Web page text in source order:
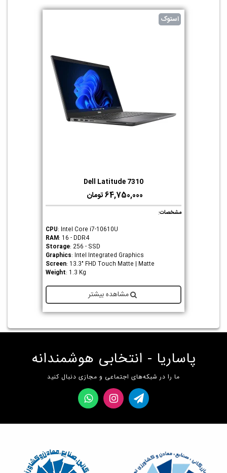
استوک
Dell Latitude 7310
64,750,000 تومان
مشخصات:
CPU: Intel Core i7-10610U
RAM: 16 - DDR4
Storage: 256 - SSD
Graphics: Intel Integrated Graphics
Screen: 13.3" FHD Touch Matte | Matte
Weight: 1.3 Kg
مشاهده بیشتر
پاساریا - انتخابی هوشمندانه
ما را در شبکه‌های اجتماعی و مجازی دنبال کنید